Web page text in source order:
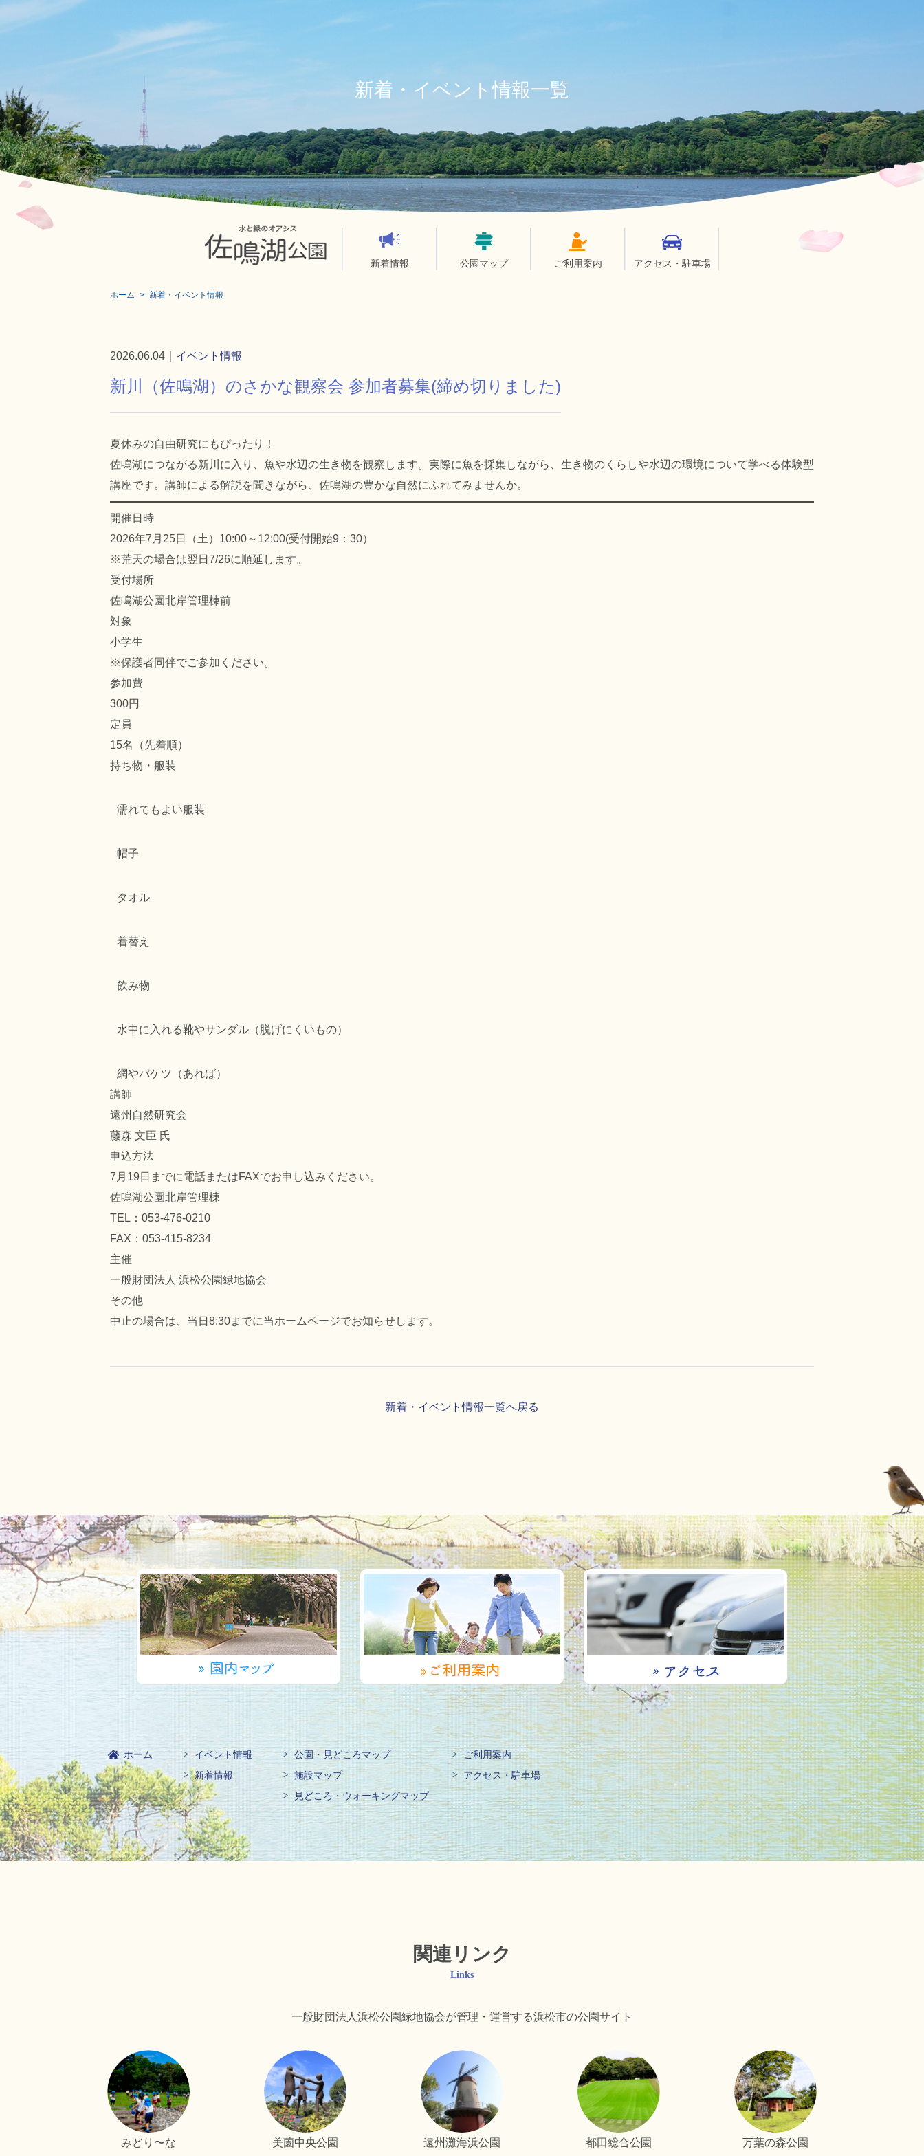
新着・イベント情報一覧
新着情報 公園マップ ご利用案内 アクセス・駐車場
ホーム 新着・イベント情報
2026.06.04｜ イベント情報
新川（佐鳴湖）のさかな観察会 参加者募集(締め切りました)
夏休みの自由研究にもぴったり！
佐鳴湖につながる新川に入り、魚や水辺の生き物を観察します。実際に魚を採集しながら、生き物のくらしや水辺の環境について学べる体験型
講座です。講師による解説を聞きながら、佐鳴湖の豊かな自然にふれてみませんか。
開催日時
2026年7月25日（土）10:00～12:00(受付開始9：30）
※荒天の場合は翌日7/26に順延します。
受付場所
佐鳴湖公園北岸管理棟前
対象
小学生
※保護者同伴でご参加ください。
参加費
300円
定員
15名（先着順）
持ち物・服装
濡れてもよい服装
帽子
タオル
着替え
飲み物
水中に入れる靴やサンダル（脱げにくいもの）
網やバケツ（あれば）
講師
遠州自然研究会
藤森 文臣 氏
申込方法
7月19日までに電話またはFAXでお申し込みください。
佐鳴湖公園北岸管理棟
TEL：053-476-0210
FAX：053-415-8234
主催
一般財団法人 浜松公園緑地協会
その他
中止の場合は、当日8:30までに当ホームページでお知らせします。
新着・イベント情報一覧へ戻る
ホーム
イベント情報
新着情報
公園・見どころマップ
施設マップ
見どころ・ウォーキングマップ
ご利用案内
アクセス・駐車場
関連リンク
Links
一般財団法人浜松公園緑地協会が管理・運営する浜松市の公園サイト
みどり〜な 美薗中央公園 遠州灘海浜公園 都田総合公園 万葉の森公園